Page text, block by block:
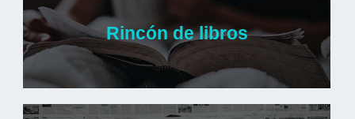
Rincón de libros